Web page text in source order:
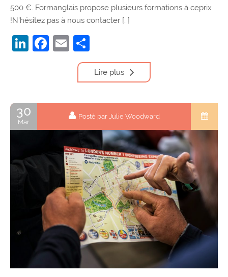
500 €. Formanglais propose plusieurs formations à ceprix
!N’hésitez pas à nous contacter […]
LinkedIn
Facebook
Email
Lire plus
30
Mar
Posté par Julie Woodward